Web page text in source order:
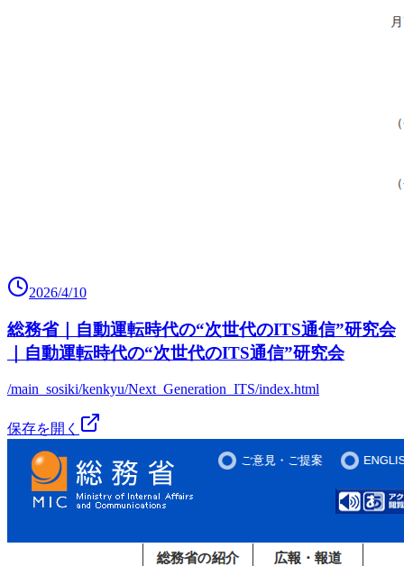
2026/4/10
総務省｜自動運転時代の“次世代のITS通信”研究会
｜自動運転時代の“次世代のITS通信”研究会
/main_sosiki/kenkyu/Next_Generation_ITS/index.html
保存を開く